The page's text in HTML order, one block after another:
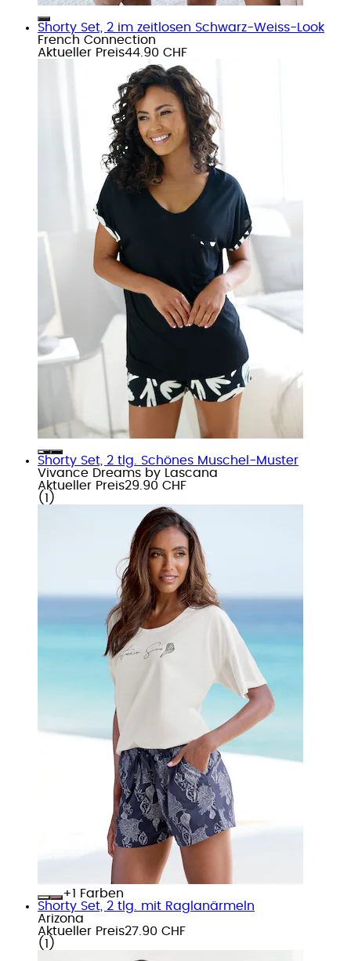
Shorty Set, 2 im zeitlosen Schwarz-Weiss-Look
French Connection
Aktueller Preis44.90 CHF
Shorty Set, 2 tlg. Schönes Muschel-Muster
Vivance Dreams by Lascana
Aktueller Preis29.90 CHF
( 1 )
+
Farben
Shorty Set, 2 tlg. mit Raglanärmeln
Arizona
Aktueller Preis27.90 CHF
( 1 )